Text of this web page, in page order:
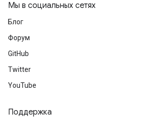
Мы в социальных сетях
Блог
Форум
GitHub
Twitter
YouTube
Поддержка